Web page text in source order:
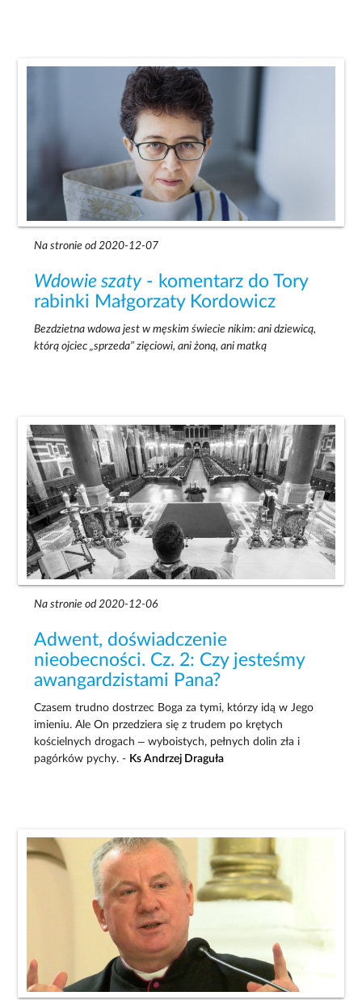
Na stronie od 2020-12-07
Wdowie szaty- komentarz do Tory
rabinki Małgorzaty Kordowicz
Bezdzietna wdowa jest w męskim świecie nikim: ani dziewicą,
którą ojciec „sprzeda” zięciowi, ani żoną, ani matką
Na stronie od 2020-12-06
Adwent, doświadczenie
nieobecności. Cz. 2: Czy jesteśmy
awangardzistami Pana?
Czasem trudno dostrzec Boga za tymi, którzy idą w Jego
imieniu. Ale On przedziera się z trudem po krętych
kościelnych drogach – wyboistych, pełnych dolin zła i
pagórków pychy. - Ks Andrzej Draguła